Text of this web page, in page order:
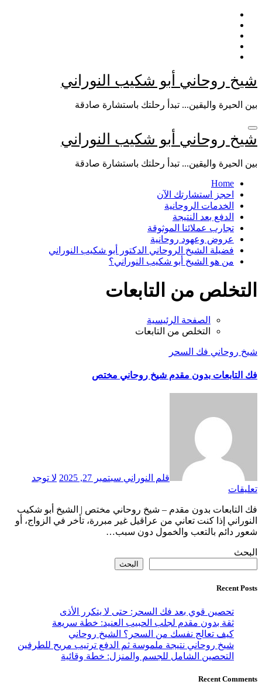
التجاوز
المحتوى
شيخ روحاني أبو شكيب النوراني
بين الحيرة واليقين... تبدأ رحلتك باستشارة صادقة
شيخ روحاني أبو شكيب النوراني
بين الحيرة واليقين... تبدأ رحلتك باستشارة صادقة
Home
احجز استشارتك الآن
الخدمات الروحانية
الدفع بعد النتيجة
تجارب عملائنا الموثوقة
عروض وعهود روحانية
فضيلة الشيخ الروحاني الدكتور أبو شكيب النوراني
من هو الشيخ أبو شكيب النوراني؟
التخلص من التابعات
الصفحة الرئيسية
التخلص من التابعات
شيخ روحاني فك السحر
فك التابعات بدون مقدم شيخ روحاني مختص
قلم النوراني سبتمبر 27, 2025
لا توجد
تعليقات
فك التابعات بدون مقدم – شيخ روحاني مختص | الشيخ أبو شكيب
النوراني إذا كنت تعاني من عراقيل غير مبررة، تأخر في الزواج، أو
شعور دائم بالتعب والخمول دون سبب…
البحث
البحث
Recent Posts
تحصين قوي بعد فك السحر: حتى لا يتكرر الأذى
ثقة بدون مقدم لجلب الحبيب العنيد: خطة سريعة
كيف تعالج نفسك من السحر؟ الشيخ روحاني
شيخ روحاني نتيجة ملموسة ثم الدفع ترتيب مريح للطرفين
التحصين الشامل للجسم والمنزل: خطة وقائية
Recent Comments